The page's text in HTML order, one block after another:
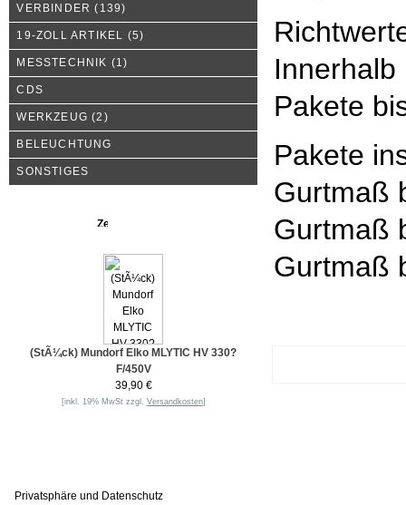
VERBINDER (139)
19-ZOLL ARTIKEL (5)
MESSTECHNIK (1)
CDS
WERKZEUG (2)
BELEUCHTUNG
SONSTIGES
(StÃ¼ck) Mundorf Elko MLYTIC HV 330?
F/450V
39,90 €
[inkl. 19% MwSt zzgl. Versandkosten]
Privatsphäre und Datenschutz
Innerhalb
Pakete
Pakete
Gurtmaß
Gurtmaß
Gurtmaß